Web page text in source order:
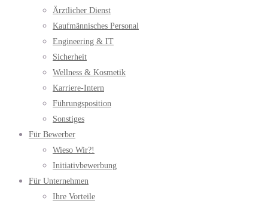
Ärztlicher Dienst
Kaufmännisches Personal
Engineering & IT
Sicherheit
Wellness & Kosmetik
Karriere-Intern
Führungsposition
Sonstiges
Für Bewerber
Wieso Wir?!
Initiativbewerbung
Für Unternehmen
Ihre Vorteile